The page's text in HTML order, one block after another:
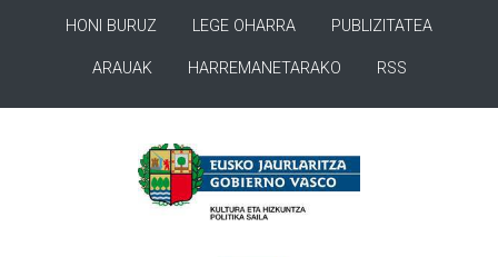
HONI BURUZ LEGE OHARRA PUBLIZITATEA
ARAUAK HARREMANETARAKO RSS